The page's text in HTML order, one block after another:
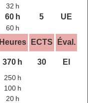
32 h
60 h 5 UE
60 h
Heures ECTS
Éval.
370 h 30 EI
250 h
100 h
20 h